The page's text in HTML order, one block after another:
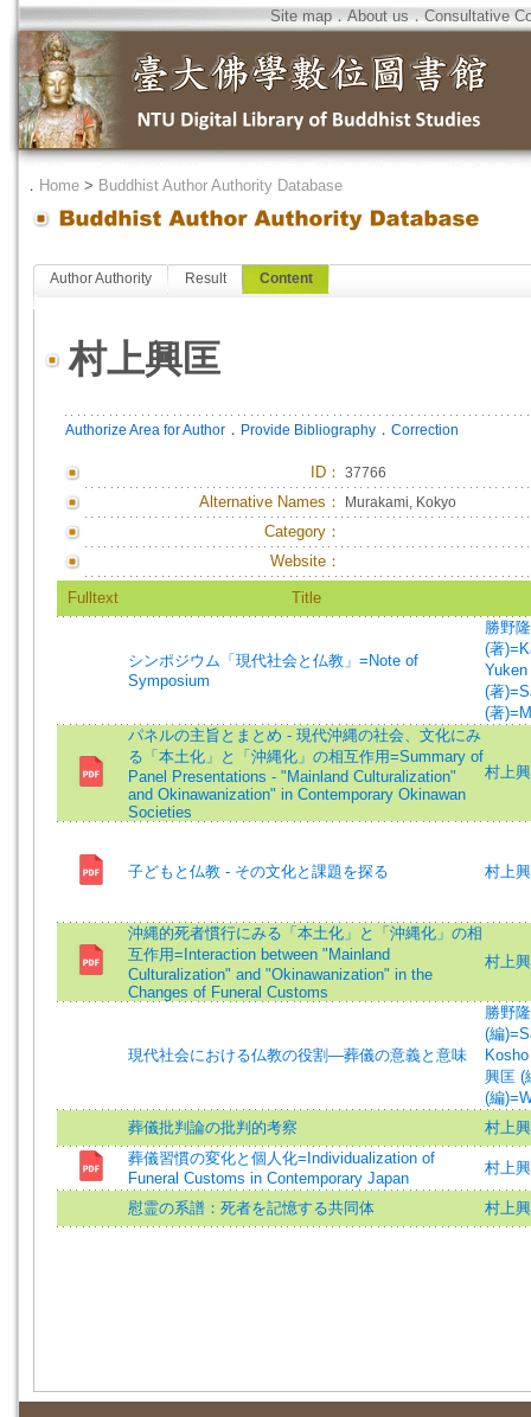
Site map．About us．Consultative
． Home > Buddhist Author Authority Database
Author Authority Result Content
村上興匡
Authorize Area for Author ． Provide Bibliography ． Correction
ID ： 37766
Alternative Names： Murakami, Kokyo
Category：
Website：
Fulltext Title
シンポジウム「現代社会と仏教」=Note of
Symposium
勝野
(著
Yuken
(著
(著
パネルの主旨とまとめ - 現代沖縄の社会、文化にみ
る「本土化」と「沖縄化」の相互作用=Summary of
Panel Presentations - "Mainland Culturalization"
and Okinawanization" in Contemporary Okinawan
Societies
村上
子どもと仏教 - その文化と課題を探る 村上
沖縄的死者慣行にみる「本土化」と「沖縄化」の相
互作用=Interaction between "Mainland
Culturalization" and "Okinawanization" in the
Changes of Funeral Customs
村上
現代社会における仏教の役割―葬儀の意義と意味
勝野
(編
興匡 (
(編
葬儀批判論の批判的考察
村上
葬儀習慣の変化と個人化=Individualization of
Funeral Customs in Contemporary Japan
村上
慰霊の系譜：死者を記憶する共同体 村上